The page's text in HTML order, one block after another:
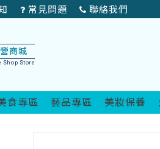
常見問題 聯絡我們
商城
Store
食專區 藝品專區 美妝保養